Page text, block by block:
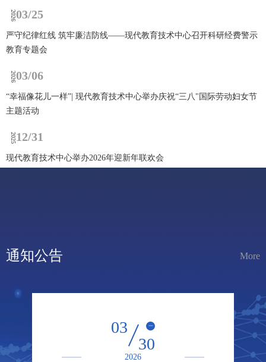
202603/25
严守纪律红线 筑牢廉洁防线——现代教育技术中心召开科研经费警示
教育专题会
202603/06
“幸福像花儿一样”| 现代教育技术中心举办庆祝“三八"国际劳动妇女节
主题活动
202512/31
现代教育技术中心举办2026年迎新年联欢会
关于组织参加2025年全国师生数字素养提升实践活动（第二十九届教
师活动）的通知
关于征集网上办事流程建设需求的通知
关于开通东北石油大学CARSI电子资源及“浙大先生”Deepseek校外访问
服务的通知
通知公告 More
03
30
一
2026